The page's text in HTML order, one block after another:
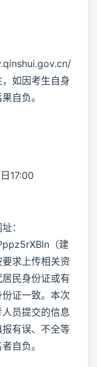
如因考生自身
自负。
17:00
：
（建
求上传相关资
民身份证或有
证一致。本次
员提交的信息
有误、不全等
自负。